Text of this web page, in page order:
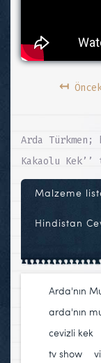
↤
Arda
Kakaolu
Malzeme
Hindistan
Arda'nın
arda'nın
cevizli kek
tv show